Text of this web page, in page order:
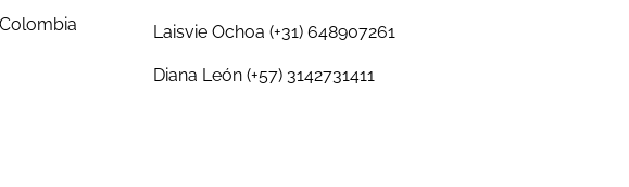
Laisvie Ochoa (+31) 648907261
Diana León (+57) 3142731411